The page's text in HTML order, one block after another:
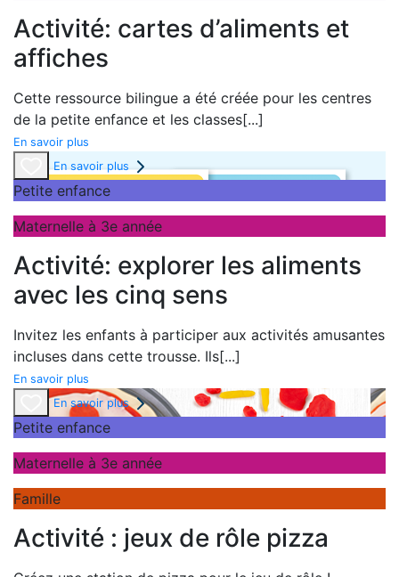
Activité: cartes d’aliments et
affiches
Cette ressource bilingue a été créée pour les centres
de la petite enfance et les classes[...]
En savoir plus
En savoir plus
Petite enfance
Maternelle à 3e année
Activité: explorer les aliments
avec les cinq sens
Invitez les enfants à participer aux activités amusantes
incluses dans cette trousse. Ils[...]
En savoir plus
En savoir plus
Petite enfance
Maternelle à 3e année
Famille
Activité : jeux de rôle pizza